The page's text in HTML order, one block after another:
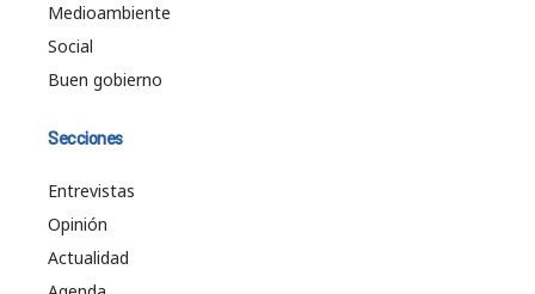
Medioambiente
Social
Buen gobierno
Secciones
Entrevistas
Opinión
Actualidad